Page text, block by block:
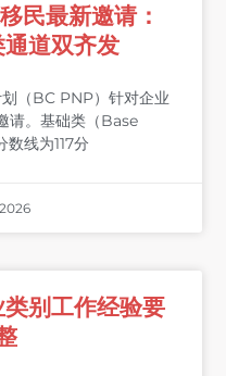
民最新邀请：
道双齐发
（BC PNP）针对企业
请。基础类（Base
线为117分
别工作经验要